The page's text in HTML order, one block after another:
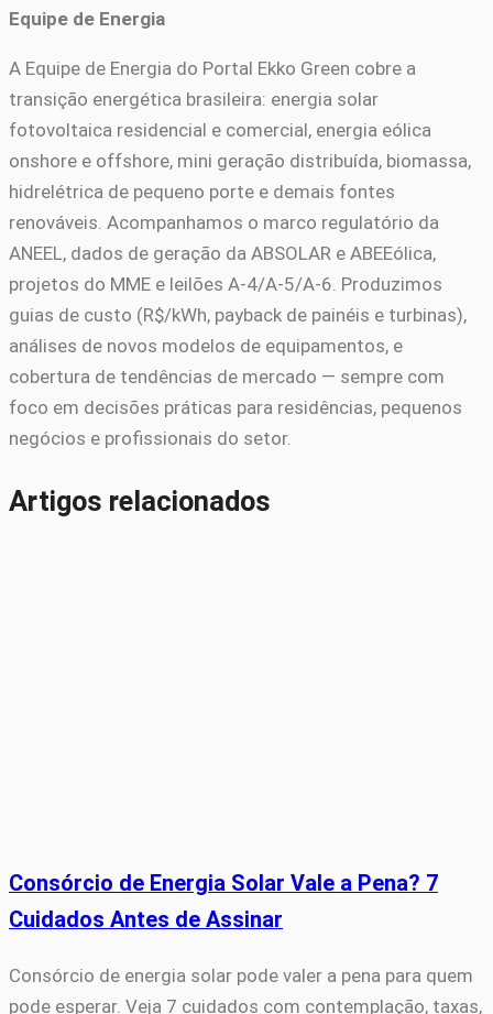
Equipe de Energia
A Equipe de Energia do Portal Ekko Green cobre a
transição energética brasileira: energia solar
fotovoltaica residencial e comercial, energia eólica
onshore e offshore, mini geração distribuída, biomassa,
hidrelétrica de pequeno porte e demais fontes
renováveis. Acompanhamos o marco regulatório da
ANEEL, dados de geração da ABSOLAR e ABEEólica,
projetos do MME e leilões A-4/A-5/A-6. Produzimos
guias de custo (R$/kWh, payback de painéis e turbinas),
análises de novos modelos de equipamentos, e
cobertura de tendências de mercado — sempre com
foco em decisões práticas para residências, pequenos
negócios e profissionais do setor.
Artigos relacionados
Consórcio de Energia Solar Vale a Pena? 7
Cuidados Antes de Assinar
Consórcio de energia solar pode valer a pena para quem
pode esperar. Veja 7 cuidados com contemplação, taxas,